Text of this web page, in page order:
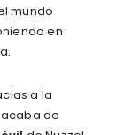
mundo
en
a la
de